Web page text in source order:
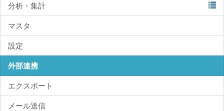
分析・集計
マスタ
設定
外部連携
エクスポート
メール送信